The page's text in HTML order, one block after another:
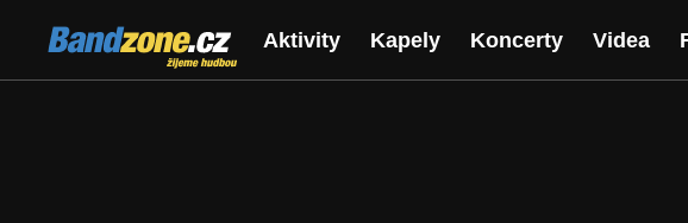
Bandzone.cz
žijeme hudbou
Aktivity Kapely Koncerty Videa